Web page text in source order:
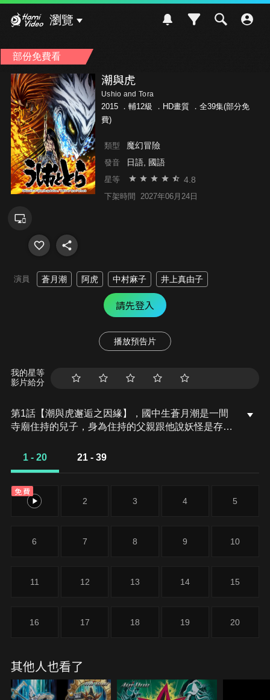
瀏覽
部份免費看
潮與虎
Ushio and Tora
2015 ． 輔12級
．HD畫質 ．全39集(部分免
費)
類型 魔幻冒險
發音 日語, 國語
星等 4.8
下架時間 2027年06月24日
演員 蒼月潮 阿虎 中村麻子 井上真由子
請先登入
播放預告片
我的星等
影片給分
第1話【潮與虎邂逅之因緣】，國中生蒼月潮是一間
寺廟住持的兒子，身為住持的父親跟他說妖怪是存在
相信。某天父親交待他把倉庫的書拿出來曬之後，就
有…？！
1 - 20 21 - 39
免費
1 2 3 4 5
6 7 8 9 10
11 12 13 14 15
16 17 18 19 20
其他人也看了